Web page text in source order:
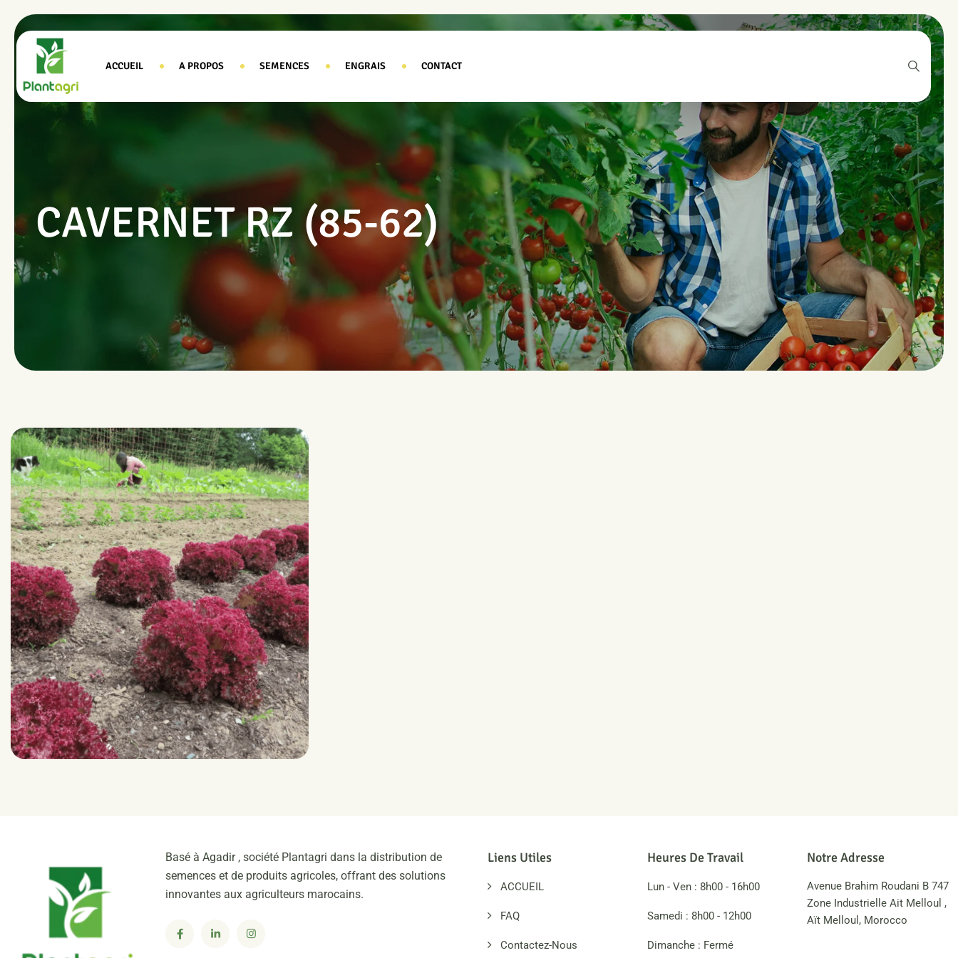
ACCUEIL A PROPOS SEMENCES ENGRAIS CONTACT
CAVERNET RZ (85-62)
Basé à Agadir , société Plantagri dans la distribution de
semences et de produits agricoles, offrant des solutions
innovantes aux agriculteurs marocains.
Liens Utiles
ACCUEIL
FAQ
Contactez-Nous
Heures De Travail
Lun - Ven : 8h00 - 16h00
Samedi : 8h00 - 12h00
Dimanche : Fermé
Notre Adresse
Avenue Brahim Roudani B 747
Zone Industrielle Ait Melloul ,
Aït Melloul, Morocco